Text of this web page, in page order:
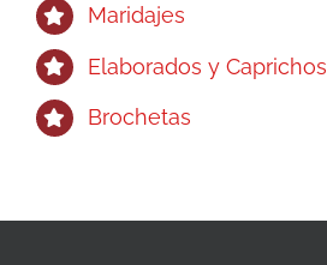
Maridajes
Elaborados y Caprichos
Brochetas